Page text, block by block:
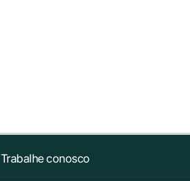
Trabalhe conosco